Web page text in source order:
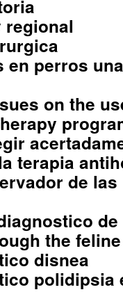
regional
perros
on the
terapia
de
the
disnea
polidipsia